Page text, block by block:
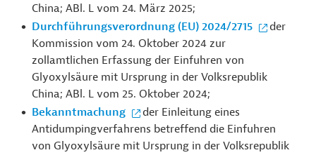
China; ABl. L vom 24. März 2025;
Durchführungsverordnung (EU) 2024/2715
der
Kommission vom 24. Oktober 2024 zur
zollamtlichen Erfassung der Einfuhren von
Glyoxylsäure mit Ursprung in der Volksrepublik
China; ABl. L vom 25. Oktober 2024;
Bekanntmachung
der Einleitung eines
Antidumpingverfahrens betreffend die Einfuhren
von Glyoxylsäure mit Ursprung in der Volksrepublik